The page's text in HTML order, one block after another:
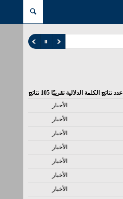
عدد نتائج الكلمة الدلالية تقريبًا 105 نتائج
الأخبار
الأخبار
الأخبار
الأخبار
الأخبار
الأخبار
الأخبار